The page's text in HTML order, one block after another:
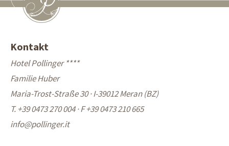
Kontakt
Hotel Pollinger ****
Familie Huber
Maria-Trost-Straße 30 · I-39012 Meran (BZ)
T. +39 0473 270 004·F +39 0473 210 665
info@pollinger.it